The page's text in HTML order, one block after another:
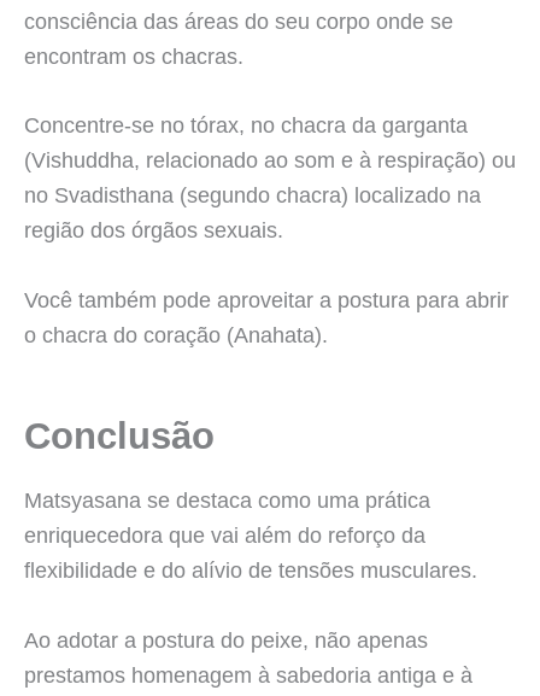
consciência das áreas do seu corpo onde se
encontram os chacras.
Concentre-se no tórax, no chacra da garganta
(Vishuddha, relacionado ao som e à respiração) ou
no Svadisthana (segundo chacra) localizado na
região dos órgãos sexuais.
Você também pode aproveitar a postura para abrir
o chacra do coração (Anahata).
Conclusão
Matsyasana se destaca como uma prática
enriquecedora que vai além do reforço da
flexibilidade e do alívio de tensões musculares.
Ao adotar a postura do peixe, não apenas
prestamos homenagem à sabedoria antiga e à